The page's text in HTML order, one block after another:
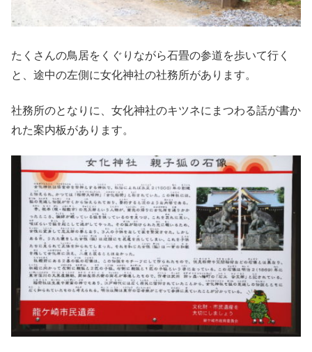
たくさんの鳥居をくぐりながら石畳の参道を歩いて行く
と、途中の左側に女化神社の社務所があります。
社務所のとなりに、女化神社のキツネにまつわる話が書か
れた案内板があります。